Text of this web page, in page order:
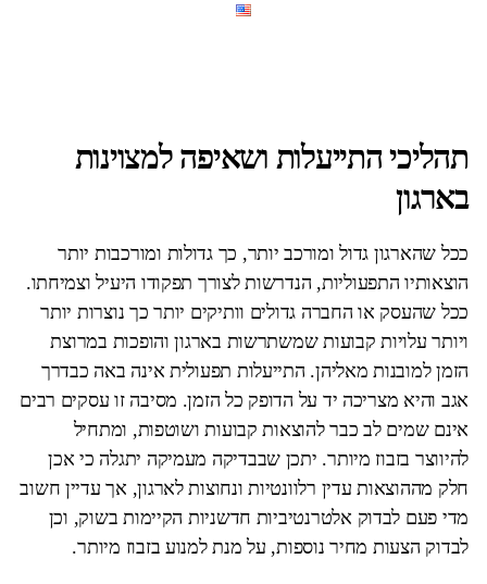
תהליכי התייעלות ושאיפה למצוינות
בארגון
ככל שהארגון גדול ומורכב יותר, כך גדולות ומורכבות יותר
הוצאותיו התפעוליות, הנדרשות לצורך תפקודו היעיל וצמיחתו.
ככל שהעסק או החברה גדולים וותיקים יותר כך נוצרות יותר
ויותר עלויות קבועות שמשתרשות בארגון והופכות במרוצת
הזמן למובנות מאליהן. התייעלות תפעולית אינה באה כבדרך
אגב והיא מצריכה יד על הדופק כל הזמן. מסיבה זו עסקים רבים
אינם שמים לב כבר להוצאות קבועות ושוטפות, ומתחיל
להיווצר בזבוז מיותר. יתכן שבבדיקה מעמיקה יתגלה כי אכן
חלק מההוצאות עדין רלוונטיות ונחוצות לארגון, אך עדיין חשוב
מדי פעם לבדוק אלטרנטיביות חדשניות הקיימות בשוק, וכן
לבדוק הצעות מחיר נוספות, על מנת למנוע בזבוז מיותר.